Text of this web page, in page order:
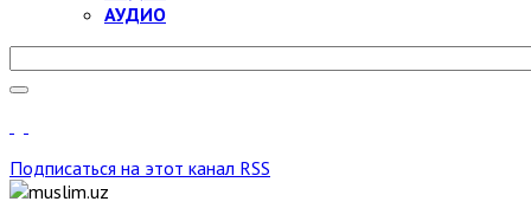
АУДИО
Подписаться на этот канал RSS